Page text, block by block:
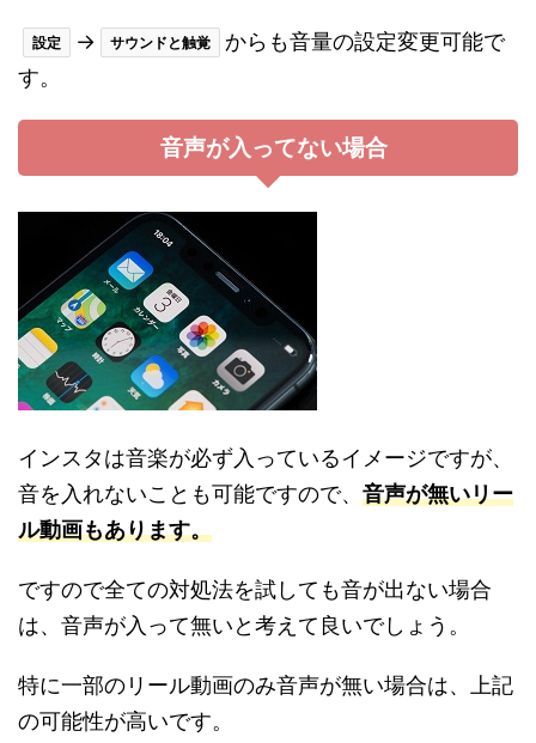
設定 → サウンドと触覚
からも音量の設定変更可能で
す。
音声が入ってない場合
インスタは音楽が必ず入っているイメージですが、
音を入れないことも可能ですので、 音声が無いリー
ル動画もあります。
ですので全ての対処法を試しても音が出ない場合
は、音声が入って無いと考えて良いでしょう。
特に一部のリール動画のみ音声が無い場合は、上記
の可能性が高いです。